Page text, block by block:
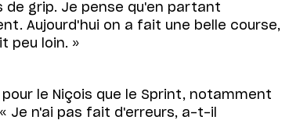
de grip. Je pense qu'en partant
Aujourd'hui on a fait une belle course,
peu loin. »
le Niçois que le Sprint, notamment
Je n'ai pas fait d'erreurs, a-t-il